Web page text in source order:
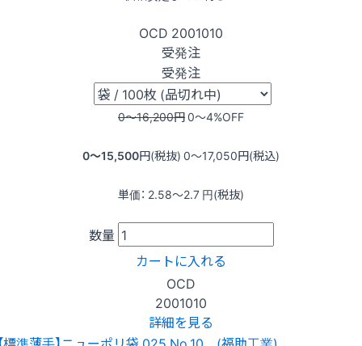
OCD 2001010
受発注
受発注
0〜16,200円0〜4%OFF
0〜15,500円(税抜) 0〜17,050円(税込)
単価： 2.58〜2.7 円(税抜)
数量
カートに入れる
OCD
2001010
詳細を見る